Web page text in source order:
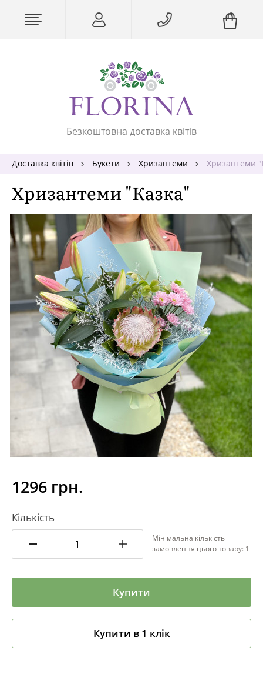
Безкоштовна доставка квітів
Доставка квітів Букети Хризантеми Хризантеми
Хризантеми "Казка"
1296 грн.
Кількість
Мінімальна кількість
замовлення цього товару: 1
Купити
Купити в 1 клік